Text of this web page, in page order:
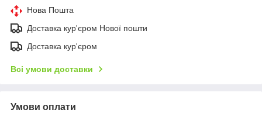
Нова Пошта
Доставка кур'єром Нової пошти
Доставка кур'єром
Всі умови доставки
Умови оплати